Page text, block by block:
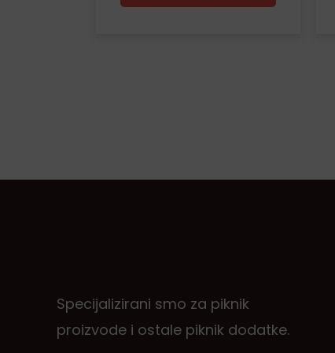
Specijalizirani smo za piknik
proizvode i ostale piknik dodatke.